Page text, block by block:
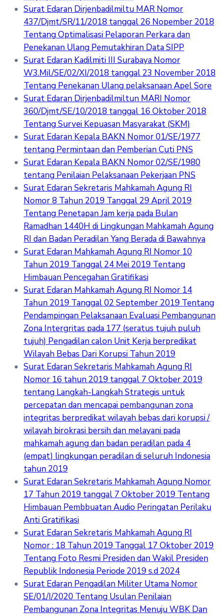
Surat Edaran Dirjenbadilmiltu MAR Nomor
437/Djmt/SR/11/2018 tanggal 26 Nopember 2018
Tentang Optimalisasi Pelaporan Perkara dan
Penekanan Ulang Pemutakhiran Data SIPP
Surat Edaran Kadilmiti III Surabaya Nomor
W3.Mil/SE/02/XI/2018 tanggal 23 November 2018
Tentang Penekanan Ulang pelaksanaan Apel Sore
Surat Edaran Dirjenbadilmiltun MARI Nomor
360/Djmt/SE/10/2018 tanggal 16 Oktober 2018
Tentang Survei Kepuasan Masyarakat (SKM)
Surat Edaran Kepala BAKN Nomor 01/SE/1977
tentang Permintaan dan Pemberian Cuti PNS
Surat Edaran Kepala BAKN Nomor 02/SE/1980
tentang Penilaian Pelaksanaan Pekerjaan PNS
Surat Edaran Sekretaris Mahkamah Agung RI
Nomor 8 Tahun 2019 Tanggal 29 April 2019
Tentang Penetapan Jam kerja pada Bulan
Ramadhan 1440H di Lingkungan Mahkamah Agung
RI dan Badan Peradilan Yang Berada di Bawahnya
Surat Edaran Mahkamah Agung RI Nomor 10
Tahun 2019 Tanggal 24 Mei 2019 Tentang
Himbauan Pencegahan Gratifikasi
Surat Edaran Mahkamah Agung RI Nomor 14
Tahun 2019 Tanggal 02 September 2019 Tentang
Pendampingan Pelaksanaan Evaluasi Pembangunan
Zona Intergritas pada 177 (seratus tujuh puluh
tujuh) Pengadilan calon Unit Kerja berpredikat
Wilayah Bebas Dari Korupsi Tahun 2019
Surat Edaran Sekretaris Mahkamah Agung RI
Nomor 16 tahun 2019 tanggal 7 Oktober 2019
tentang Langkah-Langkah Strategis untuk
percepatan dan mencapai pembangunan zona
integritas berpredikat wilayah bebas dari korupsi /
wilayah birokrasi bersih dan melayani pada
mahkamah agung dan badan peradilan pada 4
(empat) lingkungan peradilan di seluruh Indonesia
tahun 2019
Surat Edaran Sekretaris Mahkamah Agung Nomor
17 Tahun 2019 tanggal 7 Oktober 2019 Tentang
Himbauan Pembbuatan Audio Peringatan Perilaku
Anti Gratifikasi
Surat Edaran Sekretaris Mahkamah Agung RI
Nomor : 18 Tahun 2019 Tanggal 17 Oktober 2019
Tentang Foto Resmi Presiden dan Wakil Presiden
Republik Indonesia Periode 2019 s.d 2024
Surat Edaran Pengadilan Militer Utama Nomor
SE/01/I/2020 Tentang Usulan Penilaian
Pembangunan Zona Integritas Menuju WBK Dan